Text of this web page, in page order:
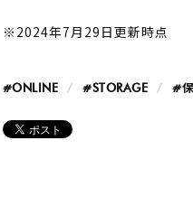
※2024年7月29日更新時点
#ONLINE #STORAGE #